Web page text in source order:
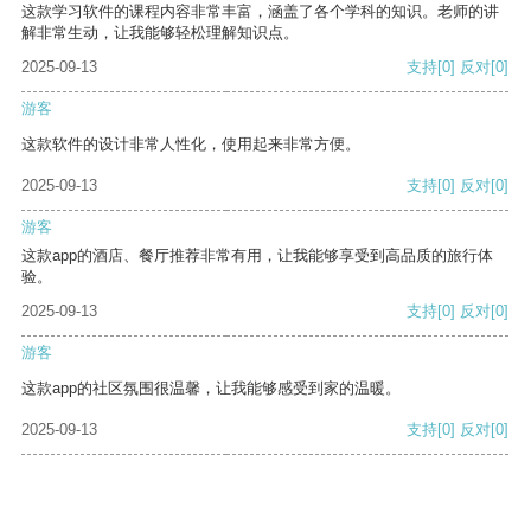
这款学习软件的课程内容非常丰富，涵盖了各个学科的知识。老师的讲
解非常生动，让我能够轻松理解知识点。
2025-09-13
支持[0] 反对[0]
游客
这款软件的设计非常人性化，使用起来非常方便。
2025-09-13 支持[0] 反对[0]
游客
这款app的酒店、餐厅推荐非常有用，让我能够享受到高品质的旅行体
验。
2025-09-13
支持[0] 反对[0]
游客
这款app的社区氛围很温馨，让我能够感受到家的温暖。
2025-09-13 支持[0] 反对[0]